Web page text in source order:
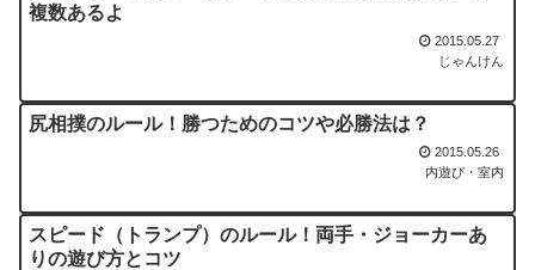
複数あるよ
2015.05.27
じゃんけん
尻相撲のルール！勝つためのコツや必勝法は？
2015.05.26
内遊び・室内
スピード（トランプ）のルール！両手・ジョーカーあ
りの遊び方とコツ